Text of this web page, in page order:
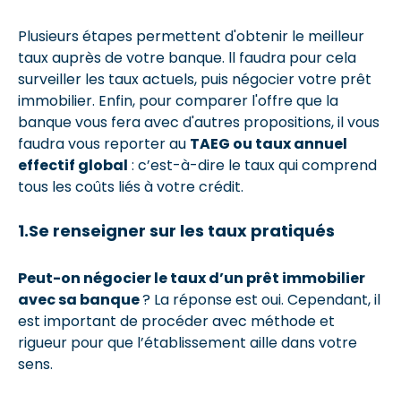
Plusieurs étapes permettent d'obtenir le meilleur
taux auprès de votre banque. ll faudra pour cela
surveiller les taux actuels, puis négocier votre prêt
immobilier. Enfin, pour comparer l'offre que la
banque vous fera avec d'autres propositions, il vous
faudra vous reporter au TAEG ou taux annuel
effectif global : c’est-à-dire le taux qui comprend
tous les coûts liés à votre crédit.
1.Se renseigner sur les taux pratiqués
Peut-on négocier le taux d’un prêt immobilier
avec sa banque? La réponse est oui. Cependant, il
est important de procéder avec méthode et
rigueur pour que l’établissement aille dans votre
sens.